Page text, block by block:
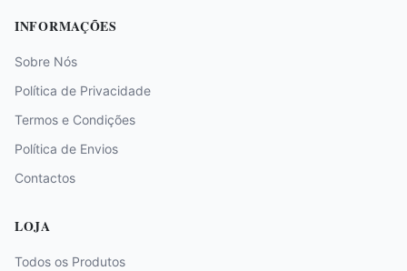
INFORMAÇÕES
Sobre Nós
Política de Privacidade
Termos e Condições
Política de Envios
Contactos
LOJA
Todos os Produtos